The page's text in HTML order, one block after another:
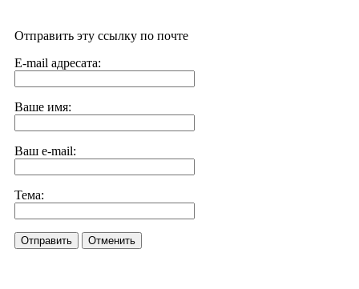
Отправить эту ссылку по почте
E-mail адресата:
Ваше имя:
Ваш e-mail:
Тема:
Отправить Отменить